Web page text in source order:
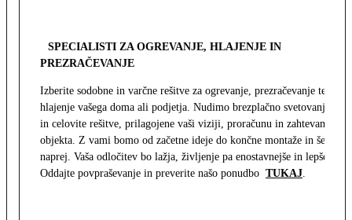
SPECIALISTI ZA OGREVANJE, HLAJENJE IN
PREZRAČEVANJE
Izberite sodobne in varčne rešitve za ogrevanje, prezračevanje ter
hlajenje vašega doma ali podjetja. Nudimo brezplačno svetovanje
in celovite rešitve, prilagojene vaši viziji, proračunu in zahtevam
objekta. Z vami bomo od začetne ideje do končne montaže in še
naprej. Vaša odločitev bo lažja, življenje pa enostavnejše in lepše.
Oddajte povpraševanje in preverite našo ponudbo TUKAJ.